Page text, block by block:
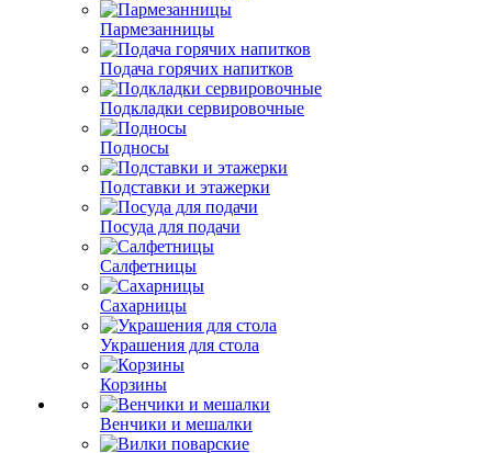
Пармезанницы
Подача горячих напитков
Подкладки сервировочные
Подносы
Подставки и этажерки
Посуда для подачи
Салфетницы
Сахарницы
Украшения для стола
Корзины
Венчики и мешалки